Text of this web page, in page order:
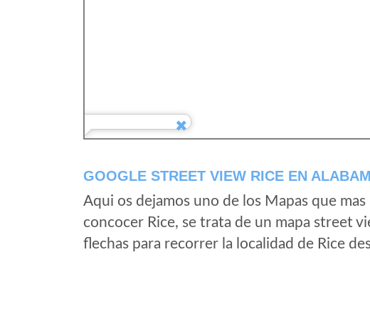
GOOGLE STREET VIEW RICE EN
Aqui os dejamos uno de los Mapas que
concocer Rice, se trata de un mapa street
flechas para recorrer la localidad de Rice